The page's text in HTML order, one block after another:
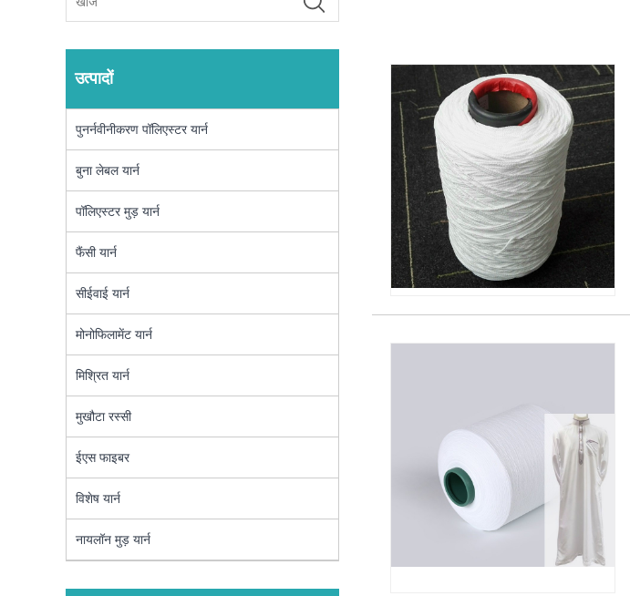
उत्पादों
पुनर्नवीनीकरण पॉलिएस्टर यार्न
बुना लेबल यार्न
पॉलिएस्टर मुड़ यार्न
फैंसी यार्न
सीईवाई यार्न
मोनोफिलामेंट यार्न
मिश्रित यार्न
मुखौटा रस्सी
ईएस फाइबर
विशेष यार्न
नायलॉन मुड़ यार्न